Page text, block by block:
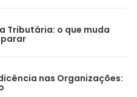
Tributária: o que muda
nas Organizações: